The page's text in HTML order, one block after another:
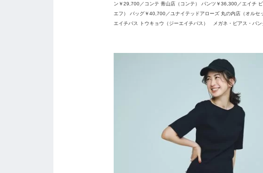
ン￥29,700／コンテ 青山店（コンテ） パンツ￥36,300／エイチ
エフ） バッグ￥40,700／ユナイテッドアローズ 丸の内店（オル
エイチバス トウキョウ（ジーエイチバス） メガネ・ピアス・バ